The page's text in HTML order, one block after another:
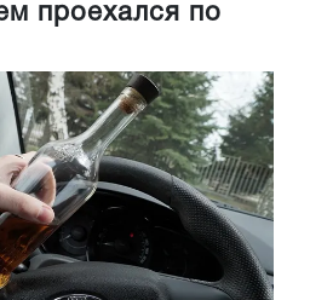
проехался по